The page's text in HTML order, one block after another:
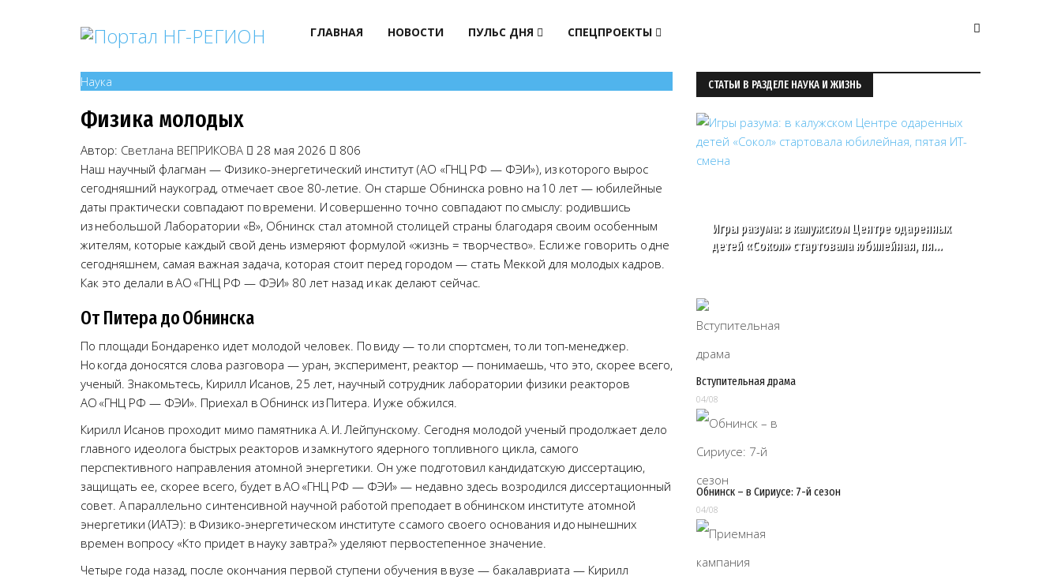
ГЛАВНАЯ НОВОСТИ ПУЛЬС ДНЯ СПЕЦПРОЕКТЫ
Наука
Физика молодых
Автор: Светлана ВЕПРИКОВА 28 мая 2026
806
Наш научный флагман — Физико-энергетический институт (АО «ГНЦ РФ — ФЭИ»), из которого вырос
сегодняшний наукоград, отмечает свое 80-летие. Он старше Обнинска ровно на 10 лет — юбилейные
даты практически совпадают по времени. И совершенно точно совпадают по смыслу: родившись
из небольшой Лаборатории «В», Обнинск стал атомной столицей страны благодаря своим особенным
жителям, которые каждый свой день измеряют формулой «жизнь = творчество». Если же говорить о дне
сегодняшнем, самая важная задача, которая стоит перед городом — стать Меккой для молодых кадров.
Как это делали в АО «ГНЦ РФ — ФЭИ» 80 лет назад и как делают сейчас.
От Питера до Обнинска
По площади Бондаренко идет молодой человек. По виду — то ли спортсмен, то ли топ-менеджер.
Но когда доносятся слова разговора — уран, эксперимент, реактор — понимаешь, что это, скорее всего,
ученый. Знакомьтесь, Кирилл Исанов, 25 лет, научный сотрудник лаборатории физики реакторов
АО «ГНЦ РФ — ФЭИ». Приехал в Обнинск из Питера. И уже обжился.
Кирилл Исанов проходит мимо памятника А. И. Лейпунскому. Сегодня молодой ученый продолжает дело
главного идеолога быстрых реакторов и замкнутого ядерного топливного цикла, самого
перспективного направления атомной энергетики. Он уже подготовил кандидатскую диссертацию,
защищать ее, скорее всего, будет в АО «ГНЦ РФ — ФЭИ» — недавно здесь возродился диссертационный
совет. А параллельно с интенсивной научной работой преподает в обнинском институте атомной
энергетики (ИАТЭ): в Физико-энергетическом институте с самого своего основания и до нынешних
времен вопросу «Кто придет в науку завтра?» уделяют первостепенное значение.
Четыре года назад, после окончания первой ступени обучения в вузе — бакалавриата — Кирилл
СТАТЬИ В РАЗДЕЛЕ НАУКА И ЖИЗНЬ
Игры разума: в калужском Центре одаренных
детей «Сокол» стартовала юбилейная, пя…
Вступительная драма
04/08
Обнинск – в Сириусе: 7-й сезон
04/08